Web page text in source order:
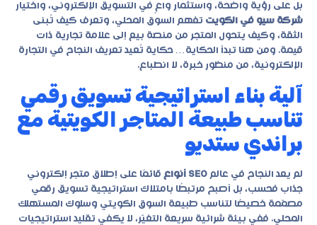
بل على رؤية واضحة، واستثمار واعٍ في التسويق الإلكتروني، واختيار
شركة سيو في الكويت تفهم السوق المحلي، وتعرف كيف تُبنى
الثقة، وكيف يتحول المتجر من منصة بيع إلى علامة تجارية ذات
قيمة. ومن هنا تبدأ الحكاية… حكاية تُعيد تعريف النجاح في التجارة
الإلكترونية، من منظور خبرة، لا انطباع.
آلية بناء استراتيجية تسويق رقمي
تناسب طبيعة المتاجر الكويتية مع
براندي ستديو
لم يعد النجاح في عالم SEO أنواع
قائمًا على إطلاق متجر إلكتروني
جذاب فحسب، بل أصبح مرتبطًا بامتلاك استراتيجية تسويق رقمي
مصمّمة خصيصًا لتناسب طبيعة السوق الكويتي وسلوك المستهلك
المحلي. ففي بيئة شرائية سريعة التغيّر، لا يكفي تقليد استراتيجيات